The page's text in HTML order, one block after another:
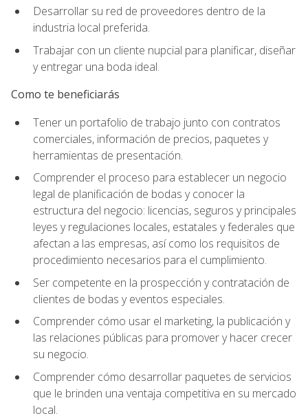
Desarrollar su red de proveedores dentro de la
industria local preferida.
Trabajar con un cliente nupcial para planificar, diseñar
y entregar una boda ideal.
Como te beneficiarás
Tener un portafolio de trabajo junto con contratos
comerciales, información de precios, paquetes y
herramientas de presentación.
Comprender el proceso para establecer un negocio
legal de planificación de bodas y conocer la
estructura del negocio: licencias, seguros y principales
leyes y regulaciones locales, estatales y federales que
afectan a las empresas, así como los requisitos de
procedimiento necesarios para el cumplimiento.
Ser competente en la prospección y contratación de
clientes de bodas y eventos especiales.
Comprender cómo usar el marketing, la publicación y
las relaciones públicas para promover y hacer crecer
su negocio.
Comprender cómo desarrollar paquetes de servicios
que le brinden una ventaja competitiva en su mercado
local.